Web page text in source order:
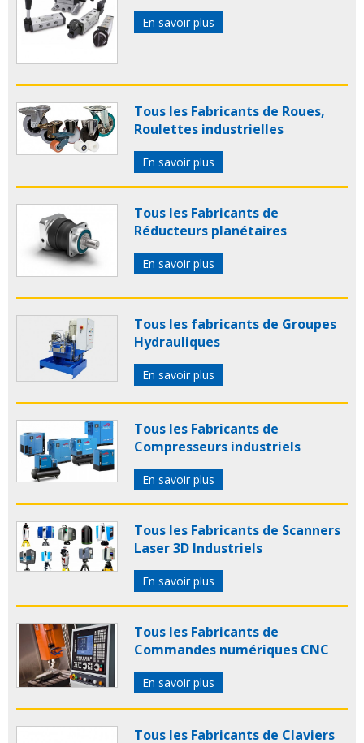
En savoir plus
Tous les Fabricants de Roues,
Roulettes industrielles
En savoir plus
Tous les Fabricants de
Réducteurs planétaires
En savoir plus
Tous les fabricants de Groupes
Hydrauliques
En savoir plus
Tous les Fabricants de
Compresseurs industriels
En savoir plus
Tous les Fabricants de Scanners
Laser 3D Industriels
En savoir plus
Tous les Fabricants de
Commandes numériques CNC
En savoir plus
Tous les Fabricants de Claviers